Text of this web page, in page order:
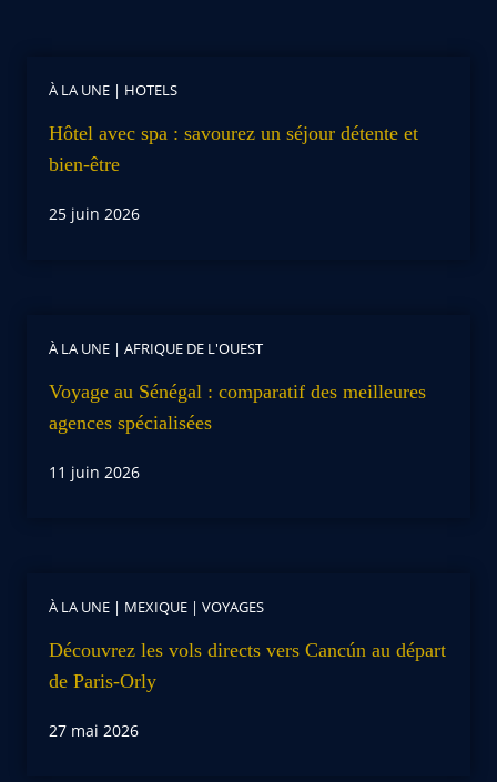
À LA UNE | HOTELS
Hôtel avec spa : savourez un séjour détente et
bien-être
25 juin 2026
À LA UNE | AFRIQUE DE L'OUEST
Voyage au Sénégal : comparatif des meilleures
agences spécialisées
11 juin 2026
À LA UNE | MEXIQUE | VOYAGES
Découvrez les vols directs vers Cancún au départ
de Paris-Orly
27 mai 2026